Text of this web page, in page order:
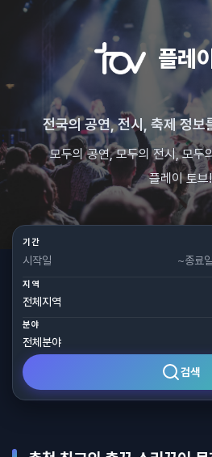
플레
전국의 공연, 전시, 축제 정보
모두의 공연, 모두의 전시, 모두
플레이 토브!
기간
~
지역
분야
검색